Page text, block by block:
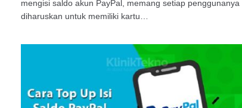
mengisi saldo akun PayPal, memang setiap penggunanya
diharuskan untuk memiliki kartu…